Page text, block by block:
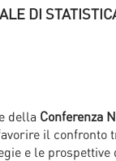
DI
della Conferenza
il
e le